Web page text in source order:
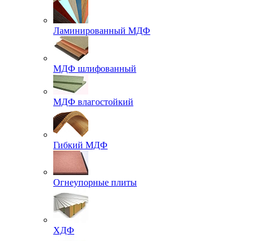
Ламинированный МДФ
МДФ шлифованный
МДФ влагостойкий
Гибкий МДФ
Огнеупорные плиты
ХДФ